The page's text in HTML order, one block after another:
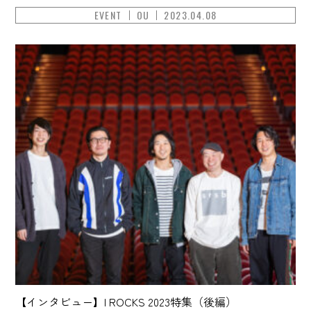
EVENT OU 2023.04.08
【インタビュー】I ROCKS 2023特集（後編）